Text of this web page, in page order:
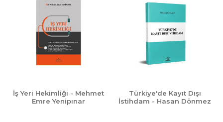
İş Yeri Hekimliği - Mehmet
Emre Yenipınar
Türkiye'de Kayıt Dışı
İstihdam - Hasan Dönmez